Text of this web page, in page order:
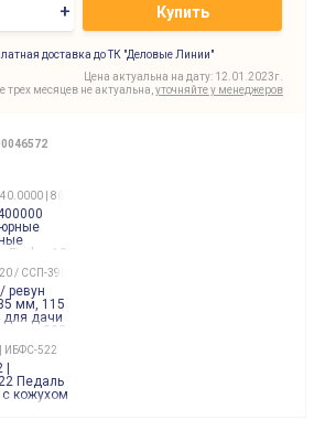
+ Купить
доставка до ТК "Деловые Линии"
Цена актуальна на дату: 12.01.2023г.
трех месяцев не актуальна, уточняйте у менеджеров
| 860002400000
Finder, 12-
AC/DC
/ ССП-390 220В
ревун
мм, 115
для дачи
220
ситены
| ИБФС-522
Педаль
кожухом